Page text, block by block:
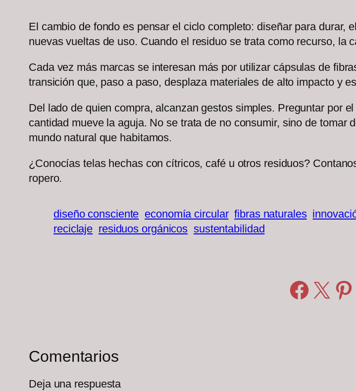
El cambio de fondo es pensar el ciclo completo: diseñar para durar,
nuevas vueltas de uso. Cuando el residuo se trata como recurso, la
Cada vez más marcas se interesan más por utilizar cápsulas de
transición que, paso a paso, desplaza materiales de alto impacto y
Del lado de quien compra, alcanzan gestos simples. Preguntar por
cantidad mueve la aguja. No se trata de no consumir, sino de
mundo natural que habitamos.
¿Conocías telas hechas con cítricos, café u otros residuos?
ropero.
diseño consciente economía circular fibras naturales
reciclaje residuos orgánicos sustentabilidad
Compartir en
Compartir en X
Comentarios
Deja una respuesta